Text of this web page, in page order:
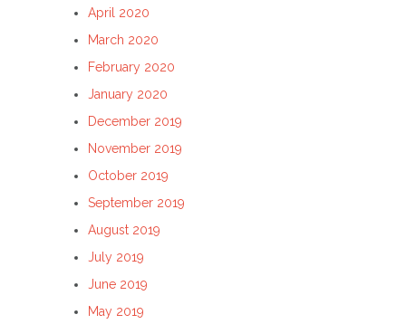
April 2020
March 2020
February 2020
January 2020
December 2019
November 2019
October 2019
September 2019
August 2019
July 2019
June 2019
May 2019